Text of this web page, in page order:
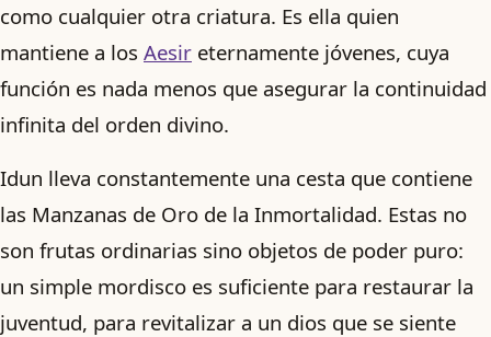
como cualquier otra criatura. Es ella quien
mantiene a los Aesir eternamente jóvenes, cuya
función es nada menos que asegurar la continuidad
infinita del orden divino.
Idun lleva constantemente una cesta que contiene
las Manzanas de Oro de la Inmortalidad. Estas no
son frutas ordinarias sino objetos de poder puro:
un simple mordisco es suficiente para restaurar la
juventud, para revitalizar a un dios que se siente